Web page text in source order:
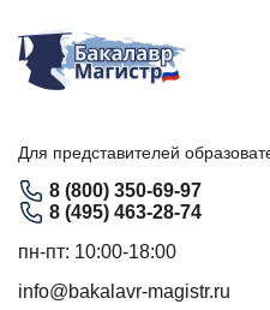
Для представителей
8 (800) 350-69-97
8 (495) 463-28-74
пн-пт: 10:00-18:00
info@bakalavr-magistr.ru